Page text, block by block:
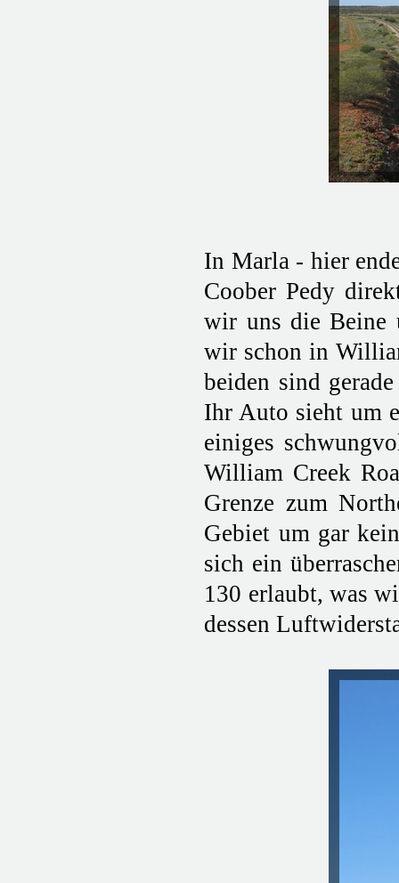
In Marla - hier
Coober Pedy
wir uns die Beine
wir schon in
beiden sind
Ihr Auto sieht um
einiges
William Creek
Grenze zum
Gebiet um gar
sich ein
130 erlaubt, was
dessen